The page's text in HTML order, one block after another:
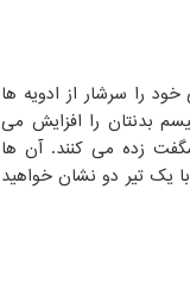
را سرشار از ادویه ها
بدنتان را افزایش می
زده می کنند. آن ها
یک تیر دو نشان خواهید